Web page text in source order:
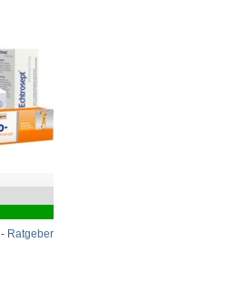
- Ratgeber